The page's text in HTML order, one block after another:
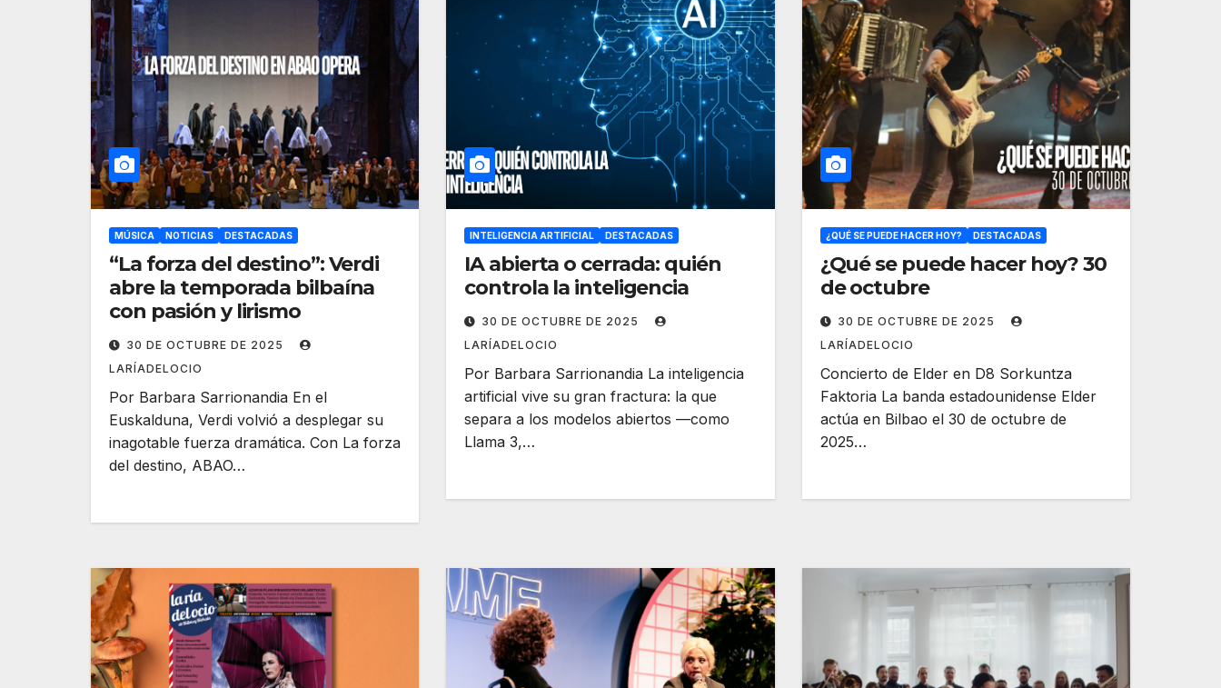
MÚSICA NOTICIAS DESTACADAS
“La forza del destino”: Verdi
abre la temporada bilbaína
con pasión y lirismo
30 DE OCTUBRE DE 2025
LARÍADELOCIO
Por Barbara Sarrionandia En el
Euskalduna, Verdi volvió a desplegar su
inagotable fuerza dramática. Con La forza
del destino, ABAO…
INTELIGENCIA ARTIFICIAL DESTACADAS
IA abierta o cerrada: quién
controla la inteligencia
30 DE OCTUBRE DE 2025
LARÍADELOCIO
Por Barbara Sarrionandia La inteligencia
artificial vive su gran fractura: la que
separa a los modelos abiertos —como
Llama 3,…
¿QUÉ SE PUEDE HACER HOY? DESTACADAS
¿Qué se puede hacer hoy? 30
de octubre
30 DE OCTUBRE DE 2025
LARÍADELOCIO
Concierto de Elder en D8 Sorkuntza
Faktoria La banda estadounidense Elder
actúa en Bilbao el 30 de octubre de
2025…